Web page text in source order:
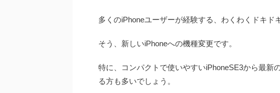
多くのiPhoneユーザーが経験する、わくわくドキド
そう、新しいiPhoneへの機種変更です。
特に、コンパクトで使いやすいiPhoneSE3から最新
る方も多いでしょう。